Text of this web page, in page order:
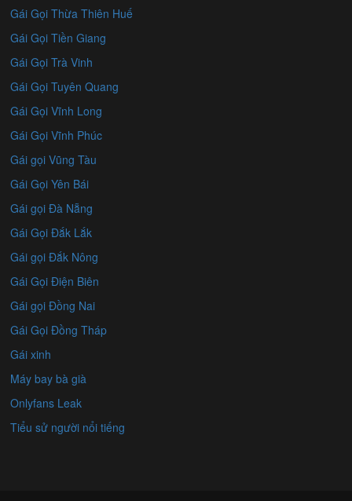
Gái Gọi Thừa Thiên Huế
Gái Gọi Tiền Giang
Gái Gọi Trà Vinh
Gái Gọi Tuyên Quang
Gái Gọi Vĩnh Long
Gái Gọi Vĩnh Phúc
Gái gọi Vũng Tàu
Gái Gọi Yên Bái
Gái gọi Đà Nẵng
Gái Gọi Đắk Lắk
Gái gọi Đắk Nông
Gái Gọi Điện Biên
Gái gọi Đồng Nai
Gái Gọi Đồng Tháp
Gái xinh
Máy bay bà già
Onlyfans Leak
Tiểu sử người nổi tiếng